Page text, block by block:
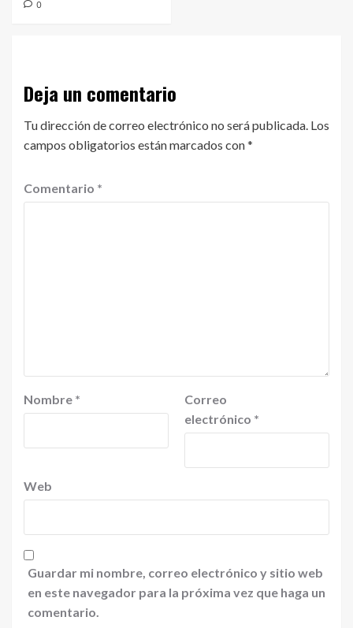
0
Deja un comentario
Tu dirección de correo electrónico no será publicada. Los
campos obligatorios están marcados con*
Comentario *
Nombre *
Correo
electrónico *
Web
Guardar mi nombre, correo electrónico y sitio web
en este navegador para la próxima vez que haga un
comentario.